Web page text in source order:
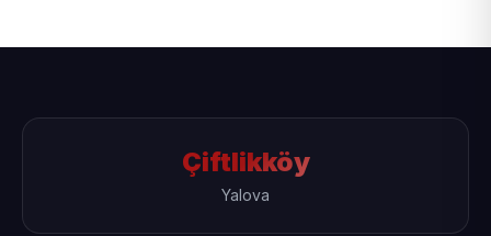
Çiftlikköy
Yalova